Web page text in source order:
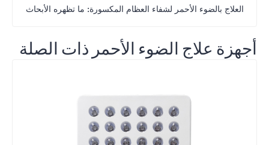
العلاج بالضوء الأحمر لشفاء العظام المكسورة: ما تظهره الأبحاث
أجهزة علاج الضوء الأحمر ذات الصلة